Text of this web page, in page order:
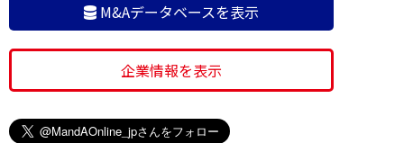
M&Aデータベースを表示
企業情報を表示